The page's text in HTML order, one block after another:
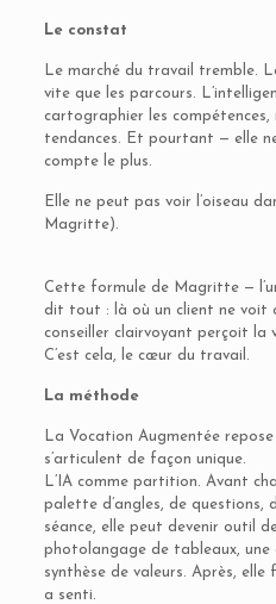
Le constat
Le marché du travail tremble.
vite que les parcours.
cartographier les
tendances. Et pourtant — elle
compte le plus.
Elle ne peut pas voir l’oiseau
Magritte).
Cette formule de Magritte —
dit tout : là où un client ne voit
conseiller clairvoyant perçoit la
C’est cela, le cœur du travail.
La méthode
La Vocation Augmentée
s’articulent de façon unique.
L’IA comme partition. Avant
palette d’angles, de questions,
séance, elle peut devenir outil
photolangage de tableaux, une
synthèse de valeurs. Après, elle
a senti.